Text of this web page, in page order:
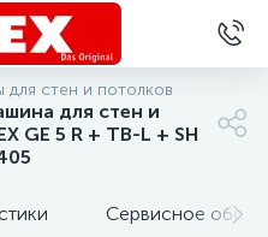
стен и потолков
для стен и
GE 5 R + TB-L + SH
Сервисное